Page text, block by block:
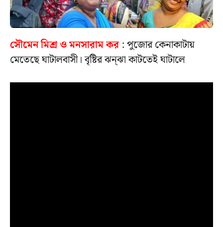
সৌমেন মিশ্র ও মনসারাম কর: পুজোর কেনাকাটায়
মেতেছে ঘাটালবাসী। বৃষ্টির ঝন্ঝা কাটতেই ঘাটালে